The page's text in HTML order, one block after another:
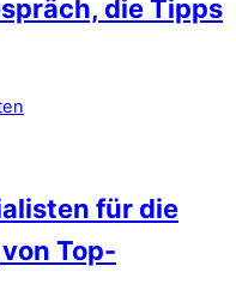
die Tipps
für die
Top-